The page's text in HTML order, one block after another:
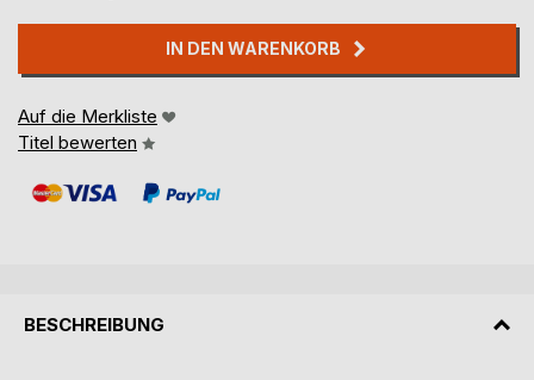
IN DEN WARENKORB
Auf die Merkliste
Titel bewerten
BESCHREIBUNG